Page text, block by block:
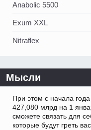
Anabolic 5500
Exum XXL
Nitraflex
Мысли
При этом с начала
427,080 млрд на 1
сможете связать для
которые будут греть